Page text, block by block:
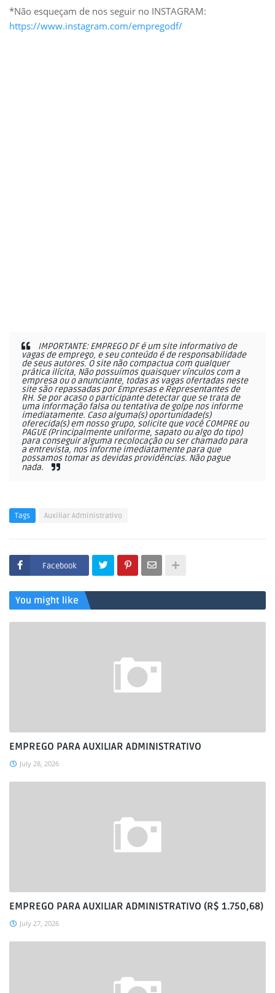
*Não esqueçam de nos seguir no INSTAGRAM:
https://www.instagram.com/empregodf/
IMPORTANTE: EMPREGO DF é um site informativo de
vagas de emprego, e seu conteúdo é de responsabilidade
de seus autores. O site não compactua com qualquer
prática ilícita, Não possuímos quaisquer vínculos com a
empresa ou o anunciante, todas as vagas ofertadas neste
site são repassadas por Empresas e Representantes de
RH. Se por acaso o participante detectar que se trata de
uma informação falsa ou tentativa de golpe nos informe
imediatamente. Caso alguma(s) oportunidade(s)
oferecida(s) em nosso grupo, solicite que você COMPRE ou
PAGUE (Principalmente uniforme, sapato ou algo do tipo)
para conseguir alguma recolocação ou ser chamado para
a entrevista, nos informe imediatamente para que
possamos tomar as devidas providências. Não pague
nada.
Tags Auxiliar Administrativo
Facebook
You might like
EMPREGO PARA AUXILIAR ADMINISTRATIVO
July 28, 2026
EMPREGO PARA AUXILIAR ADMINISTRATIVO (R$ 1.750,68)
July 27, 2026